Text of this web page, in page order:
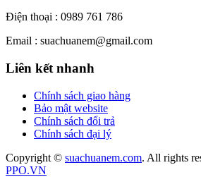
Điện thoại : 0989 761 786
Email : suachuanem@gmail.com
Liên kết nhanh
Chính sách giao hàng
Bảo mật website
Chính sách đổi trả
Chính sách đại lý
Copyright © suachuanem.com. All rights
PPO.VN